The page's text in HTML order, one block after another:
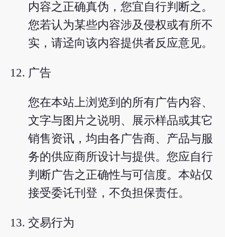
内容之正确真伪，您宜自行判断之。
您若认为某些内容涉及侵权或有所不
实，请迳向该内容提供者反应意见。
广告
您在本站上浏览到的所有广告内容、
文字与图片之说明、展示样品或其它
销售资讯，均由各广告商、产品与服
务的供应商所设计与提供。您应自行
判断广告之正确性与可信度。本站仅
接受委讬刊登，不负担保责任。
交易行为